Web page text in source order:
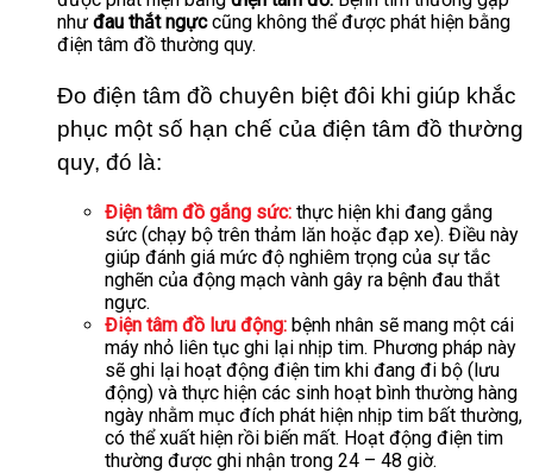
như đau thắt ngựccũng không thể được phát hiện bằng
điện tâm đồ thường quy.
Đo điện tâm đồ chuyên biệt đôi khi giúp khắc
phục một số hạn chế của điện tâm đồ thường
quy, đó là:
Điện tâm đồ gắng sức: thực hiện khi đang gắng
sức (chạy bộ trên thảm lăn hoặc đạp xe). Điều này
giúp đánh giá mức độ nghiêm trọng của sự tắc
nghẽn của động mạch vành gây ra bệnh đau thắt
ngực.
Điện tâm đồ lưu động: bệnh nhân sẽ mang một cái
máy nhỏ liên tục ghi lại nhịp tim. Phương pháp này
sẽ ghi lại hoạt động điện tim khi đang đi bộ (lưu
động) và thực hiện các sinh hoạt bình thường hàng
ngày nhằm mục đích phát hiện nhịp tim bất thường,
có thể xuất hiện rồi biến mất. Hoạt động điện tim
thường được ghi nhận trong 24 – 48 giờ.